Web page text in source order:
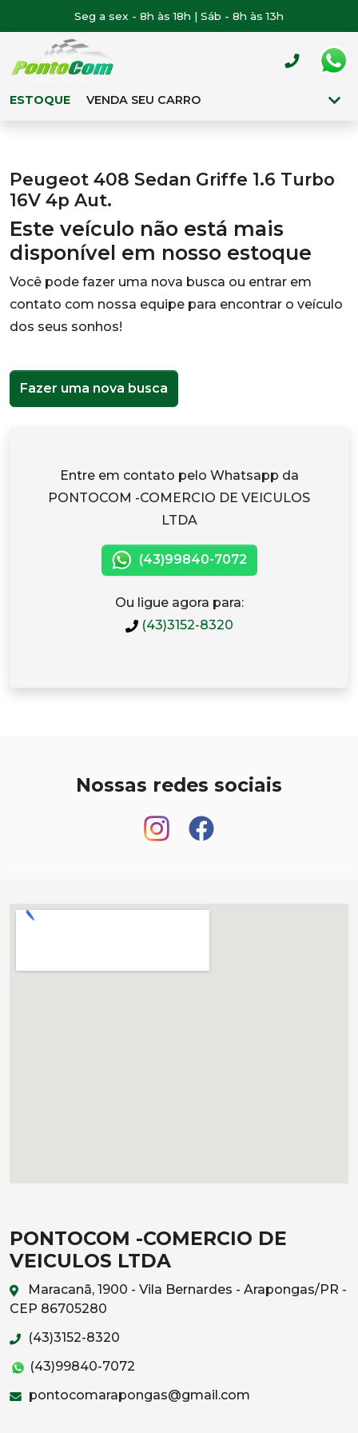
Seg a sex - 8h às 18h | Sáb - 8h às 13h
ESTOQUE VENDA SEU CARRO
Peugeot 408 Sedan Griffe 1.6 Turbo
16V 4p Aut.
Este veículo não está mais
disponível em nosso estoque
Você pode fazer uma nova busca ou entrar em
contato com nossa equipe para encontrar o veículo
dos seus sonhos!
Fazer uma nova busca
Entre em contato pelo Whatsapp da
PONTOCOM -COMERCIO DE VEICULOS
LTDA
(43)99840-7072
Ou ligue agora para:
(43)3152-8320
Nossas redes sociais
PONTOCOM -COMERCIO DE
VEICULOS LTDA
Maracanã, 1900 - Vila Bernardes - Arapongas/PR -
CEP 86705280
(43)3152-8320
(43)99840-7072
pontocomarapongas@gmail.com